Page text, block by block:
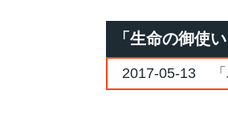
「生命の御使
2017-05-13